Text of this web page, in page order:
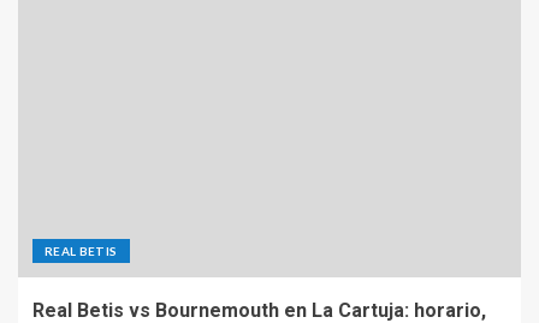
REAL BETIS
Real Betis vs Bournemouth en La Cartuja: horario,